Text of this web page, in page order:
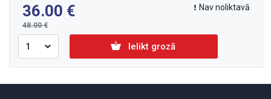
36.00
48.00
Nav noliktavā
Ielikt grozā